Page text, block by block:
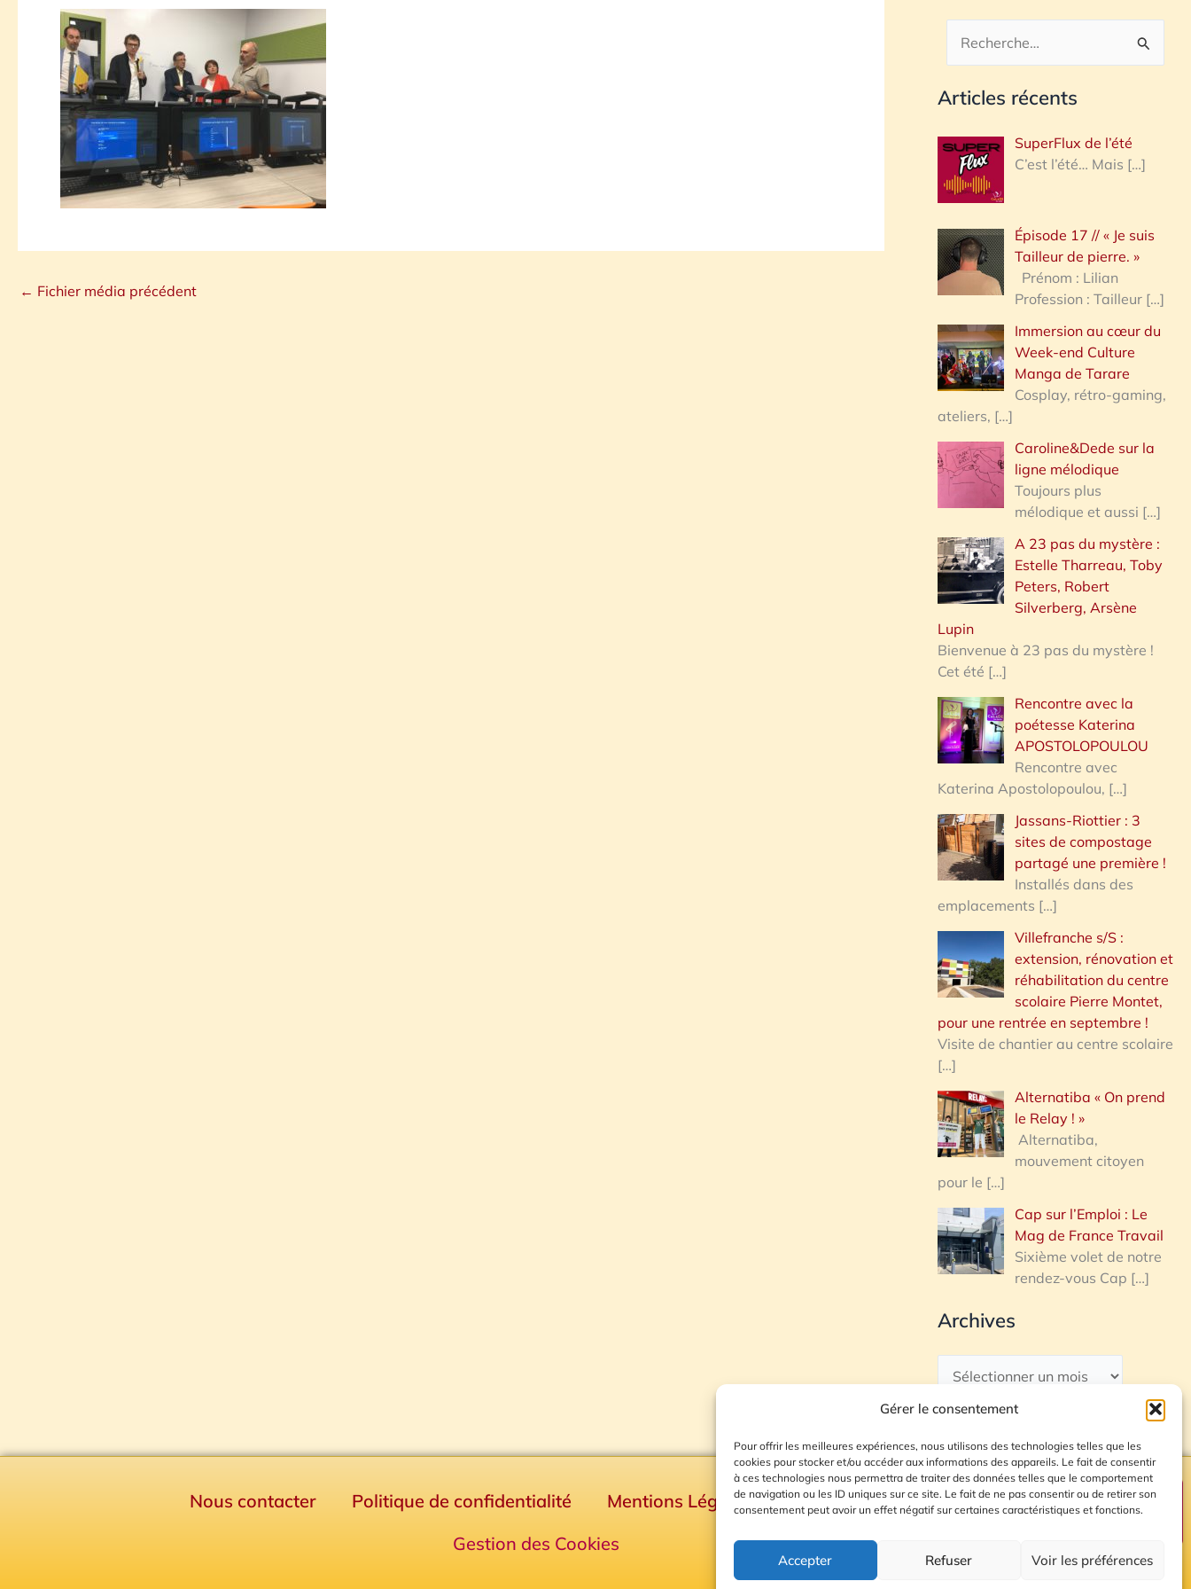
Gérer le consentement
Pour offrir les meilleures expériences, nous utilisons des technologies telles que les
cookies pour stocker et/ou accéder aux informations des appareils. Le fait de consentir
à ces technologies nous permettra de traiter des données telles que le comportement
de navigation ou les ID uniques sur ce site. Le fait de ne pas consentir ou de retirer son
consentement peut avoir un effet négatif sur certaines caractéristiques et fonctions.
Accepter Refuser Voir les préférences
← Fichier média précédent
c
h
r
h
e
:
Articles récents
SuperFlux de l’été
C’est l’été… Mais […]
Épisode 17 // « Je suis
Tailleur de pierre. »
Prénom : Lilian
Profession : Tailleur […]
Immersion au cœur du
Week-end Culture
Manga de Tarare
Cosplay, rétro-gaming,
ateliers, […]
Caroline&Dede sur la
ligne mélodique
Toujours plus
mélodique et aussi […]
A 23 pas du mystère :
Estelle Tharreau, Toby
Peters, Robert
Silverberg, Arsène
Lupin
Bienvenue à 23 pas du mystère !
Cet été […]
Rencontre avec la
poétesse Katerina
APOSTOLOPOULOU
Rencontre avec
Katerina Apostolopoulou, […]
Jassans-Riottier : 3
sites de compostage
partagé une première !
Installés dans des
emplacements […]
Villefranche s/S :
extension, rénovation et
réhabilitation du centre
scolaire Pierre Montet,
pour une rentrée en septembre !
Visite de chantier au centre scolaire
[…]
Alternatiba « On prend
le Relay ! »
Alternatiba,
mouvement citoyen
pour le […]
Cap sur l’Emploi : Le
Mag de France Travail
Sixième volet de notre
rendez-vous Cap […]
Archives
Nous contacter Politique de confidentialité Mentions Légales
Plan du site
Gestion des Cookies